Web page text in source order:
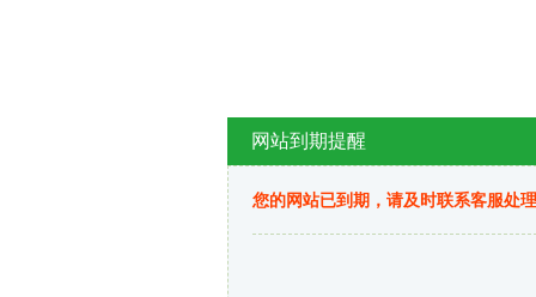
网站到期提醒
您的网站已到期，请及时联系客服处理